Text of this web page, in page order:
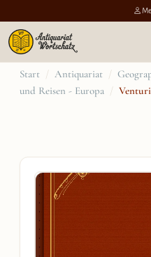
Zum
Inhalt
Start / Antiquariat /
und Reisen - Europa /